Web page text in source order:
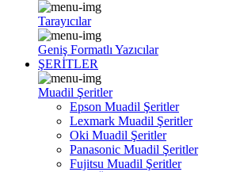
Tarayıcılar
Geniş Formatlı Yazıcılar
ŞERİTLER
Muadil Şeritler
Epson Muadil Şeritler
Lexmark Muadil Şeritler
Oki Muadil Şeritler
Panasonic Muadil Şeritler
Fujitsu Muadil Şeritler